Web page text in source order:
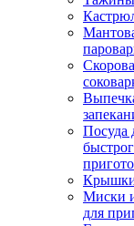
Посуда
Миски
для